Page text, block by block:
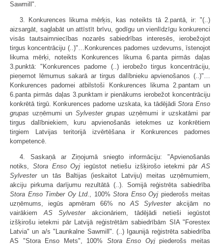
Sawmill".
3. Konkurences likuma mērķis, kas noteikts tā 2.pantā, ir: "(..)
aizsargāt, saglabāt un attīstīt brīvu, godīgu un vienlīdzīgu konkurenci
visās tautsaimniecības nozarēs sabiedrības interesēs, ierobežojot
tirgus koncentrāciju (..)"…Konkurences padomes uzdevums, īstenojot
likuma mērķi, noteikts Konkurences likuma 6.panta pirmās daļas
3.punktā: "Konkurences padome (..) ierobežo tirgus koncentrāciju,
pieņemot lēmumus sakarā ar tirgus dalībnieku apvienošanos (..)"…
Konkurences padomei atbilstoši Konkurences likuma 2.pantam un
6.panta pirmās daļas 3.punktam ir pienākums ierobežot koncentrāciju
konkrētā tirgū. Konkurences padome uzskata, ka tādējādiStora Enso
grupas uzņēmumi un Sylvester grupas uzņēmumi ir uzskatāmi par
tirgus dalībniekiem, kuru apvienošanās ietekmes uz konkrētiem
tirgiem Latvijas teritorijā izvērtēšana ir Konkurences padomes
kompetencē.
4. Saskaņā ar Ziņojumā sniegto informāciju: "Apvienošanās
notiks, Stora Enso Oyj iegūstot netiešu izšķirošo ietekmi pārAS
Sylvesterun tās Baltijas (ieskaitot Latviju) meitas uzņēmumiem,
akciju pirkuma darījumu rezultātā (..). Somijā reģistrēta sabiedrība
Stora Enso Timber Oy Ltd., 100% Stora Enso Oyj piederošs meitas
uzņēmums, iegūs apmēram 66% noAS Sylvesterakcijām no
vairākiemAS Sylvesterakcionāriem, tādējādi netieši iegūstot
izšķirošu ietekmi pār Latvijā reģistrētām sabiedrībām SIA "Forestex
Latvia" un a/s "Launkalne Sawmill". (..) Igaunijā reģistrēta sabiedrība
AS "Stora Enso Mets", 100% Stora Enso Oyjpiederošs meitas